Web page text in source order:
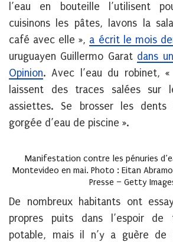
l’eau en bouteille l’utilisent
cuisinons les pâtes, lavons la
café avec elle », a écrit le mois
uruguayen Guillermo Garat dans
Opinion. Avec l’eau du robinet, «
laissent des traces salées sur
assiettes. Se brosser les
gorgée d’eau de piscine ».
Manifestation contre les pénuries
Montevideo en mai. Photo : Eitan
Presse – Getty
De nombreux habitants ont
propres puits dans l’espoir de
potable, mais il n’y a guère de